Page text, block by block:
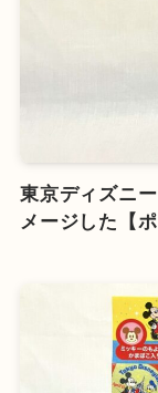
東京ディズニ
メージした【